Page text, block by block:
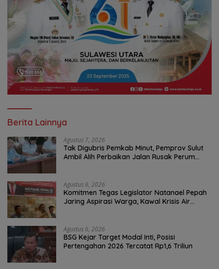
Berita Lainnya
Agustus 7, 2026
Tak Digubris Pemkab Minut, Pemprov Sulut
Ambil Alih Perbaikan Jalan Rusak Perum
Agustus 6, 2026
Komitmen Tegas Legislator Natanael Pepah
Jaring Aspirasi Warga, Kawal Krisis Air
Agustus 6, 2026
BSG Kejar Target Modal Inti, Posisi
Pertengahan 2026 Tercatat Rp1,6 Triliun